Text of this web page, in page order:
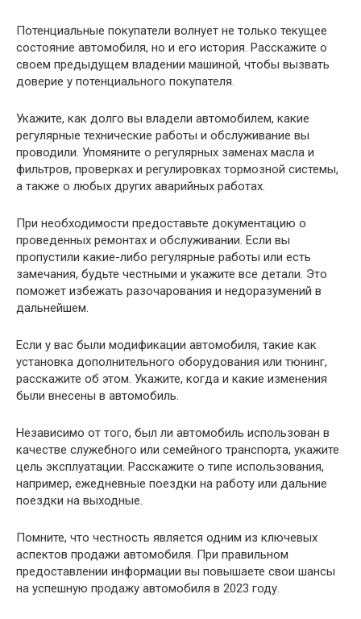
Потенциальные покупатели волнует не только текущее
состояние автомобиля, но и его история. Расскажите о
своем предыдущем владении машиной, чтобы вызвать
доверие у потенциального покупателя.
Укажите, как долго вы владели автомобилем, какие
регулярные технические работы и обслуживание вы
проводили. Упомяните о регулярных заменах масла и
фильтров, проверках и регулировках тормозной системы,
а также о любых других аварийных работах.
При необходимости предоставьте документацию о
проведенных ремонтах и обслуживании. Если вы
пропустили какие-либо регулярные работы или есть
замечания, будьте честными и укажите все детали. Это
поможет избежать разочарования и недоразумений в
дальнейшем.
Если у вас были модификации автомобиля, такие как
установка дополнительного оборудования или тюнинг,
расскажите об этом. Укажите, когда и какие изменения
были внесены в автомобиль.
Независимо от того, был ли автомобиль использован в
качестве служебного или семейного транспорта, укажите
цель эксплуатации. Расскажите о типе использования,
например, ежедневные поездки на работу или дальние
поездки на выходные.
Помните, что честность является одним из ключевых
аспектов продажи автомобиля. При правильном
предоставлении информации вы повышаете свои шансы
на успешную продажу автомобиля в 2023 году.